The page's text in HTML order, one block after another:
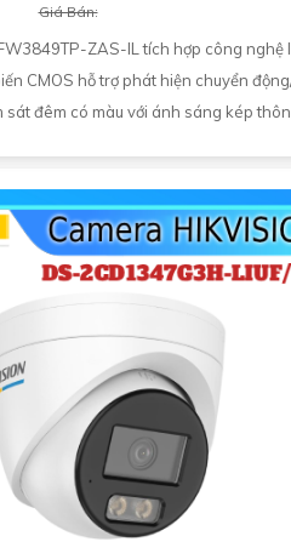
Giá Bán:
ZAS-IL tích hợp công nghệ
CMOS hỗ trợ phát hiện chuyển
đêm có màu với ánh sáng kép